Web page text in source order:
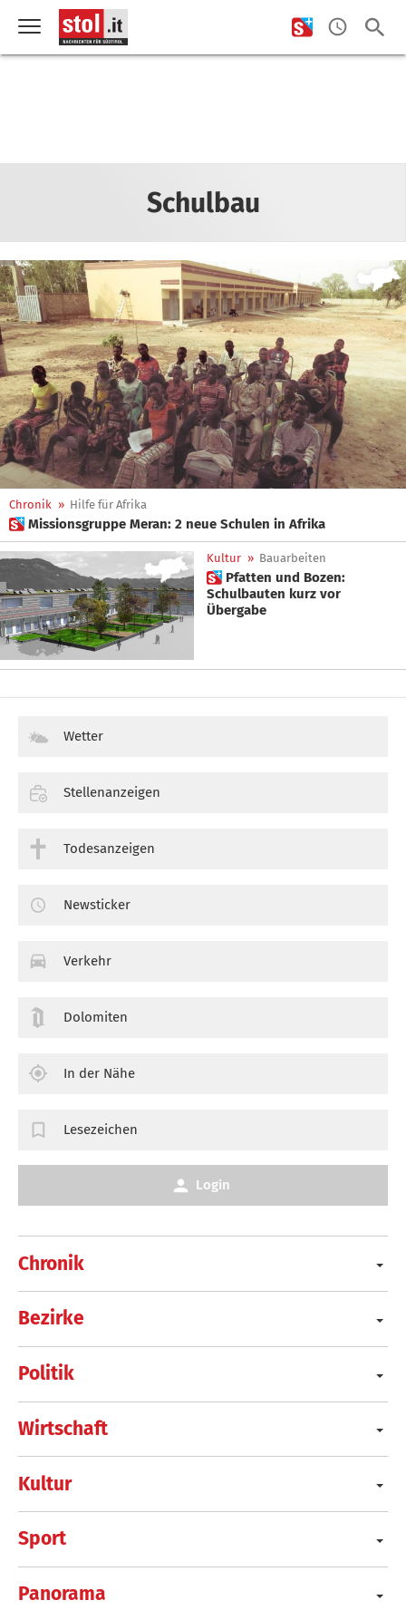
Schulbau
Chronik » Hilfe für Afrika
 Missionsgruppe Meran: 2 neue Schulen in Afrika
Kultur » Bauarbeiten
 Pfatten und Bozen:
Schulbauten kurz vor
Übergabe
Chronik
Bezirke
Politik
Wirtschaft
Kultur
Sport
Panorama
Wetter
Stellenanzeigen
Todesanzeigen
Newsticker
Verkehr
Dolomiten
In der Nähe
Lesezeichen
Login